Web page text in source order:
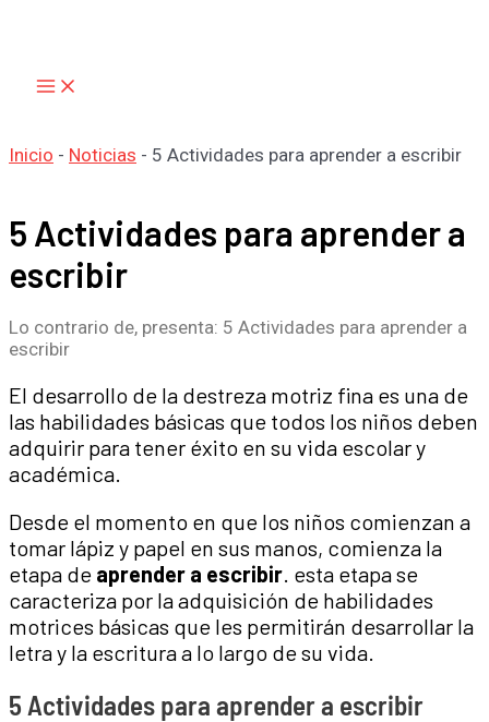
Inicio - Noticias - 5 Actividades para aprender a escribir
5 Actividades para aprender a
escribir
Lo contrario de, presenta: 5 Actividades para aprender a
escribir
El desarrollo de la destreza motriz fina es una de
las habilidades básicas que todos los niños deben
adquirir para tener éxito en su vida escolar y
académica.
Desde el momento en que los niños comienzan a
tomar lápiz y papel en sus manos, comienza la
etapa de aprender a escribir. esta etapa se
caracteriza por la adquisición de habilidades
motrices básicas que les permitirán desarrollar la
letra y la escritura a lo largo de su vida.
5 Actividades para aprender a escribir